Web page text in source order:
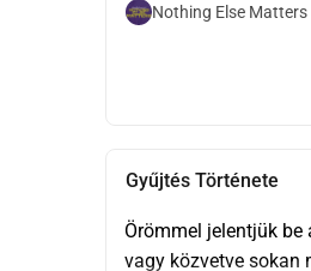
Nothing Else Matters
Gyűjtés Története
Örömmel jelentjük
vagy közvetve sokan